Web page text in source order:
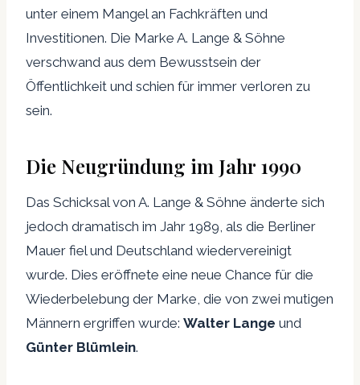
unter einem Mangel an Fachkräften und
Investitionen. Die Marke A. Lange & Söhne
verschwand aus dem Bewusstsein der
Öffentlichkeit und schien für immer verloren zu
sein.
Die Neugründung im Jahr 1990
Das Schicksal von A. Lange & Söhne änderte sich
jedoch dramatisch im Jahr 1989, als die Berliner
Mauer fiel und Deutschland wiedervereinigt
wurde. Dies eröffnete eine neue Chance für die
Wiederbelebung der Marke, die von zwei mutigen
Männern ergriffen wurde: Walter Lange und
Günter Blümlein.